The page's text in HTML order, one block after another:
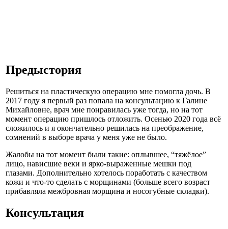
Предыстория
Решиться на пластическую операцию мне помогла дочь. В
2017 году я первый раз попала на консультацию к Галине
Михайловне, врач мне понравилась уже тогда, но на тот
момент операцию пришлось отложить. Осенью 2020 года всё
сложилось и я окончательно решилась на преображение,
сомнений в выборе врача у меня уже не было.
Жалобы на тот момент были такие: оплывшее, “тяжёлое”
лицо, нависшие веки и ярко-выраженные мешки под
глазами. Дополнительно хотелось поработать с качеством
кожи и что-то сделать с морщинами (больше всего возраст
прибавляла межбровная морщина и носогубные складки).
Консультация